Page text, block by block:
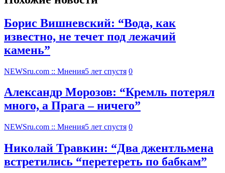
Борис Вишневский: “Вода, как
известно, не течет под лежачий
камень”
NEWSru.com :: Мнения5 лет спустя 0
Александр Морозов: “Кремль потерял
много, а Прага – ничего”
NEWSru.com :: Мнения5 лет спустя 0
Николай Травкин: “Два джентльмена
встретились “перетереть по бабкам”